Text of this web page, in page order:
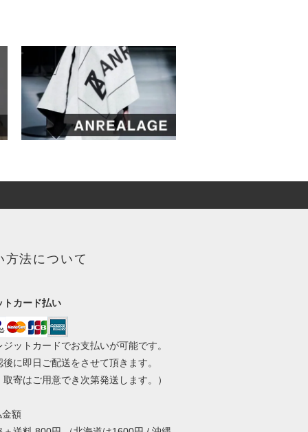
方法について
トカード払い
ジットカードでお支払いが可能です。
に即日ご配送をさせて頂きます。
取寄はご用意でき次第発送します。）
金額